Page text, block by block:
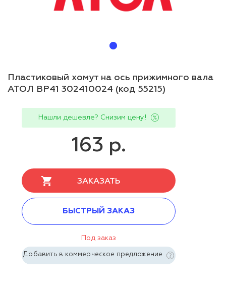
Пластиковый хомут на ось прижимного вала
АТОЛ BP41 302410024 (код 55215)
Нашли дешевле? Снизим цену!
163 р.
ЗАКАЗАТЬ
БЫСТРЫЙ ЗАКАЗ
Под заказ
Добавить в коммерческое предложение